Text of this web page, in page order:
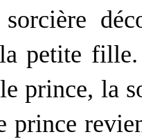
sorcière
petite
prince, la
prince